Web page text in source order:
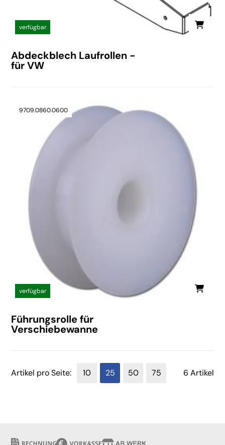
verfügbar
Abdeckblech Laufrollen -
für VW
9709.0860.0600
verfügbar
Führungsrolle für
Verschiebewanne
6 Artikel
Artikel pro Seite: 10 25 50 75